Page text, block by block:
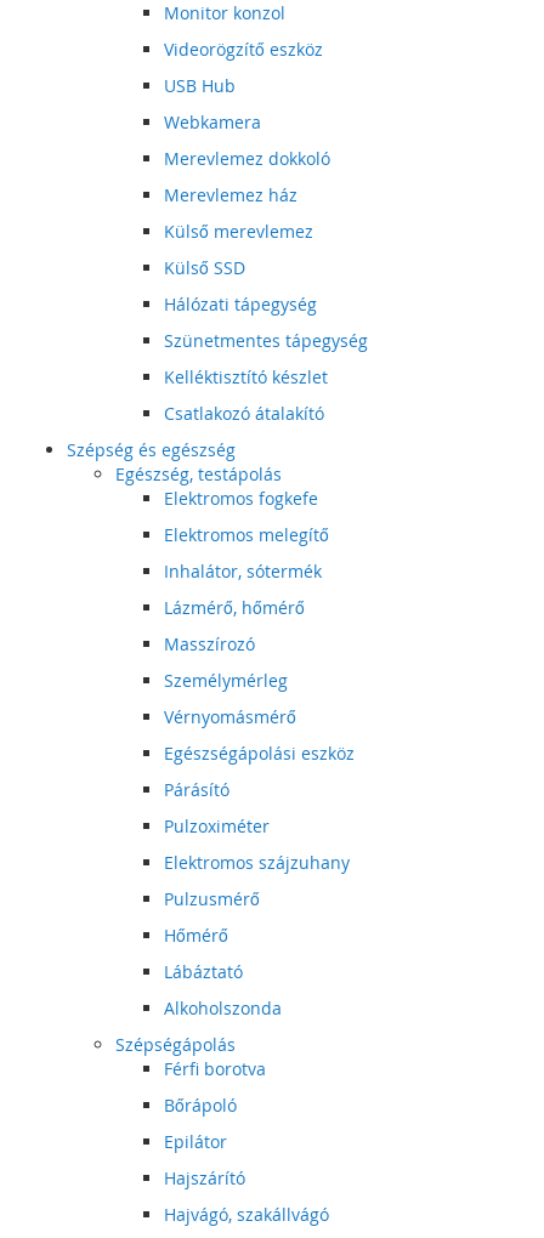
Monitor konzol
Videorögzítő eszköz
USB Hub
Webkamera
Merevlemez dokkoló
Merevlemez ház
Külső merevlemez
Külső SSD
Hálózati tápegység
Szünetmentes tápegység
Kelléktisztító készlet
Csatlakozó átalakító
Szépség és egészség
Egészség, testápolás
Elektromos fogkefe
Elektromos melegítő
Inhalátor, sótermék
Lázmérő, hőmérő
Masszírozó
Személymérleg
Vérnyomásmérő
Egészségápolási eszköz
Párásító
Pulzoximéter
Elektromos szájzuhany
Pulzusmérő
Hőmérő
Lábáztató
Alkoholszonda
Szépségápolás
Férfi borotva
Bőrápoló
Epilátor
Hajszárító
Hajvágó, szakállvágó